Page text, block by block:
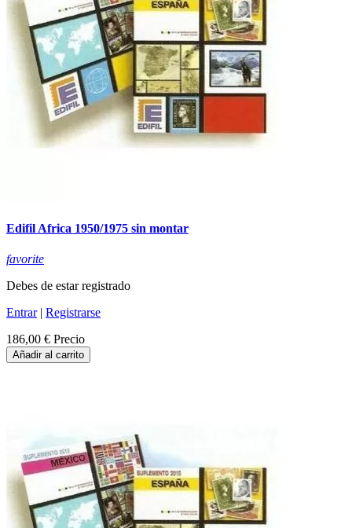
Edifil Africa 1950/1975 sin montar
favorite
Debes de estar registrado
Entrar| Registrarse
186,00 € Precio
Añadir al carrito